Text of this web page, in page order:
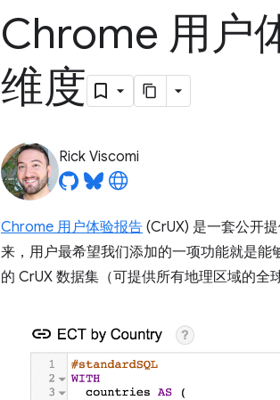
Chrome 用户
维度
Rick Viscomi
Chrome 用户体验报告 (CrUX) 是一套公开
来，用户最希望我们添加的一项功能就是
的 CrUX 数据集（可提供所有地理区域的全